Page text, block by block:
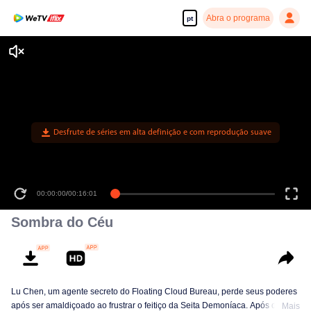
pt Abra o programa
Desfrute de séries em alta definição e com reprodução suave
00:00:00/00:16:01
Sombra do Céu
Lu Chen, um agente secreto do Floating Cloud Bureau, perde seus poderes
após ser amaldiçoado ao frustrar o feitiço da Seita Demoníaca. Após dezMais